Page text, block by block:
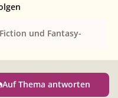
und Fantasy-
Auf Thema antworten